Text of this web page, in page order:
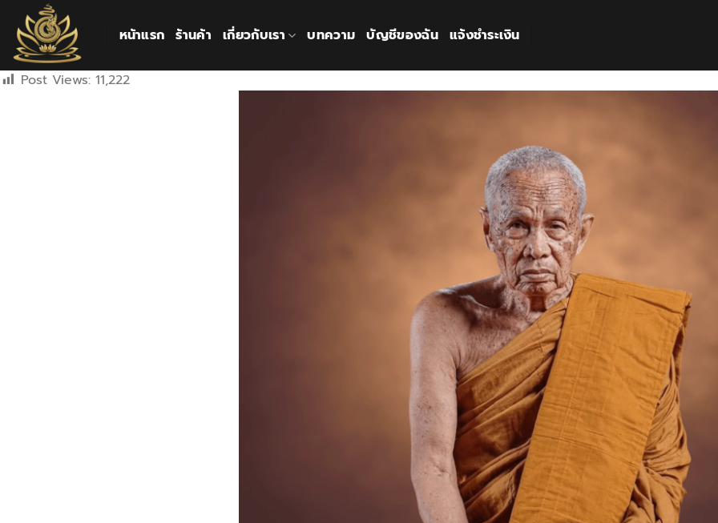
เนื้อหา
หน้าแรก ร้านค้า เกี่ยวกับเรา บทความ บัญชีของฉัน แจ้งชำระเงิน
Post Views: 11,222